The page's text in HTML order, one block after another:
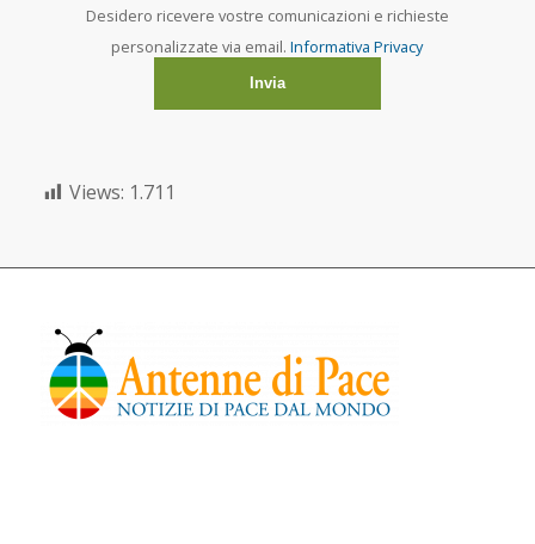
Desidero ricevere vostre comunicazioni e richieste
personalizzate via email.Informativa Privacy
Views: 1.711